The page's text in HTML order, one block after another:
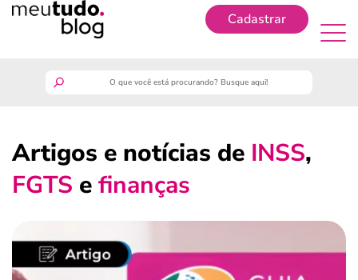
Cadastrar
guia do trabalhador
benefícios
Artigos e notícias de INSS,
FGTS efinanças